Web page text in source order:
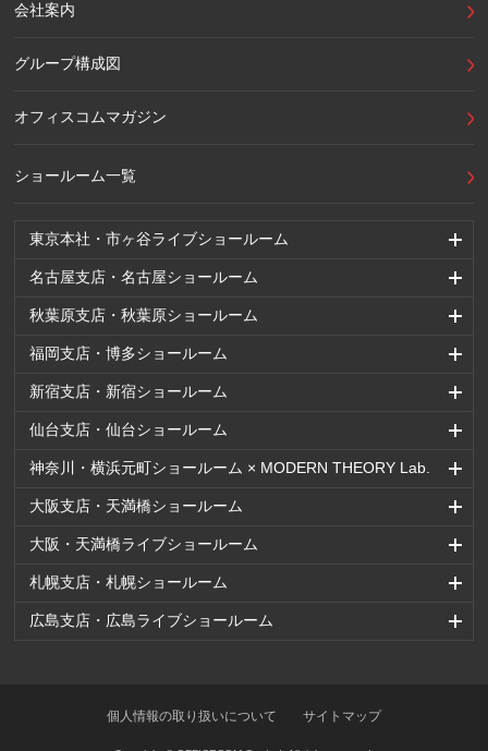
東京本社・市ヶ谷ライブショールーム
名古屋支店・名古屋ショールーム
秋葉原支店・秋葉原ショールーム
福岡支店・博多ショールーム
新宿支店・新宿ショールーム
仙台支店・仙台ショールーム
神奈川・横浜元町ショールーム × MODERN THEORY Lab.
大阪支店・天満橋ショールーム
大阪・天満橋ライブショールーム
札幌支店・札幌ショールーム
広島支店・広島ライブショールーム
会社案内
グループ構成図
オフィスコムマガジン
ショールーム一覧
個人情報の取り扱いについて サイトマップ